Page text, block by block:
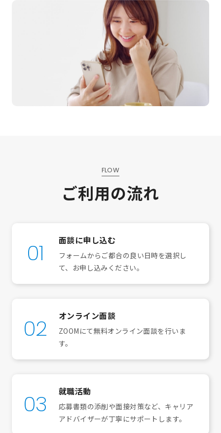
FLOW
ご利用の流れ
01 面談に申し込む
フォームからご都合の良い日時を選択し
て、お申し込みください。
02 オンライン面談
ZOOMにて無料オンライン面談を行いま
す。
03 就職活動
応募書類の添削や面接対策など、キャリア
アドバイザーが丁寧にサポートします。